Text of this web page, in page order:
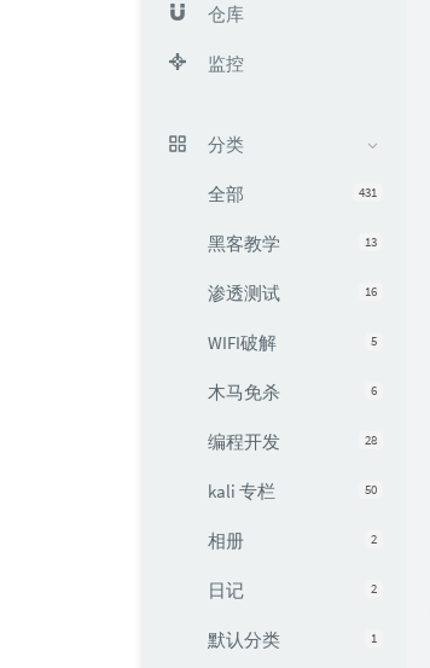
仓库
监控
分类
431
全部
13
黑客教学
16
渗透测试
5
WIFI破解
6
木马免杀
28
编程开发
50
kali 专栏
2
相册
2
日记
1
默认分类